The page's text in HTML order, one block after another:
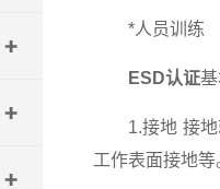
*人员训练
ESD认证
1.接地 接地就
工作表面接地等